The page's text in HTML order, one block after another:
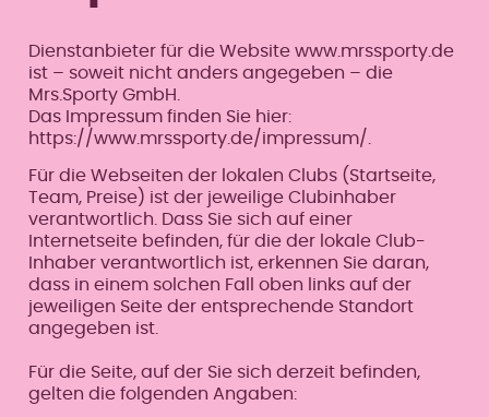
Dienstanbieter für die Website www.mrssporty.de
ist – soweit nicht anders angegeben – die
Mrs.Sporty GmbH.
Das Impressum finden Sie hier:
https://www.mrssporty.de/impressum/.
Für die Webseiten der lokalen Clubs (Startseite,
Team, Preise) ist der jeweilige Clubinhaber
verantwortlich. Dass Sie sich auf einer
Internetseite befinden, für die der lokale Club-
Inhaber verantwortlich ist, erkennen Sie daran,
dass in einem solchen Fall oben links auf der
jeweiligen Seite der entsprechende Standort
angegeben ist.
Für die Seite, auf der Sie sich derzeit befinden,
gelten die folgenden Angaben: